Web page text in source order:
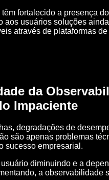
fortalecido a presença
aos usuários soluções
através de plataformas
da
Impaciente
degradações de
são apenas problemas
sucesso empresarial.
diminuindo e a
a observabilidade